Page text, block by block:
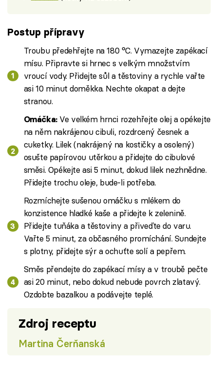
Postup přípravy
Troubu předehřejte na 180 °C. Vymazejte zapékací
mísu. Připravte si hrnec s velkým množstvím
vroucí vody. Přidejte sůl a těstoviny a rychle vařte
asi 10 minut doměkka. Nechte okapat a dejte
stranou.
Omáčka:Ve velkém hrnci rozehřejte olej a opékejte
na něm nakrájenou cibuli, rozdrcený česnek a
cuketky. Lilek (nakrájený na kostičky a osolený)
osušte papírovou utěrkou a přidejte do cibulové
směsi. Opékejte asi 5 minut, dokud lilek nezhnědne.
Přidejte trochu oleje, bude-li potřeba.
Rozmíchejte sušenou omáčku s mlékem do
konzistence hladké kaše a přidejte k zelenině.
Přidejte tuňáka a těstoviny a přiveďte do varu.
Vařte 5 minut, za občasného promíchání. Sundejte
s plotny, přidejte sýr a ochuťte solí a pepřem.
Směs přendejte do zapékací mísy a v troubě pečte
asi 20 minut, nebo dokud nebude povrch zlatavý.
Ozdobte bazalkou a podávejte teplé.
Zdroj receptu
Martina Čerňanská